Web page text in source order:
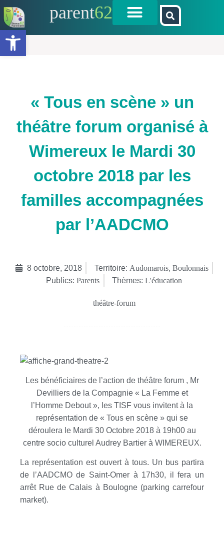
Ouvrir la barre d’outils
parent62
« Tous en scène » un
théâtre forum organisé à
Wimereux le Mardi 30
octobre 2018 par les
familles accompagnées
par l’AADCMO
8 octobre, 2018 Territoire: Audomarois, Boulonnais
Publics: Parents Thèmes: L'éducation
théâtre-forum
Les bénéficiaires de l’action de théâtre forum , Mr
Devilliers de la Compagnie « La Femme et
l’Homme Debout », les TISF vous invitent à la
représentation de « Tous en scène » qui se
déroulera le Mardi 30 Octobre 2018 à 19h00 au
centre socio culturel Audrey Bartier à WIMEREUX.
La représentation est ouvert à tous. Un bus partira
de l’AADCMO de Saint-Omer à 17h30, il fera un
arrêt Rue de Calais à Boulogne (parking carrefour
market).